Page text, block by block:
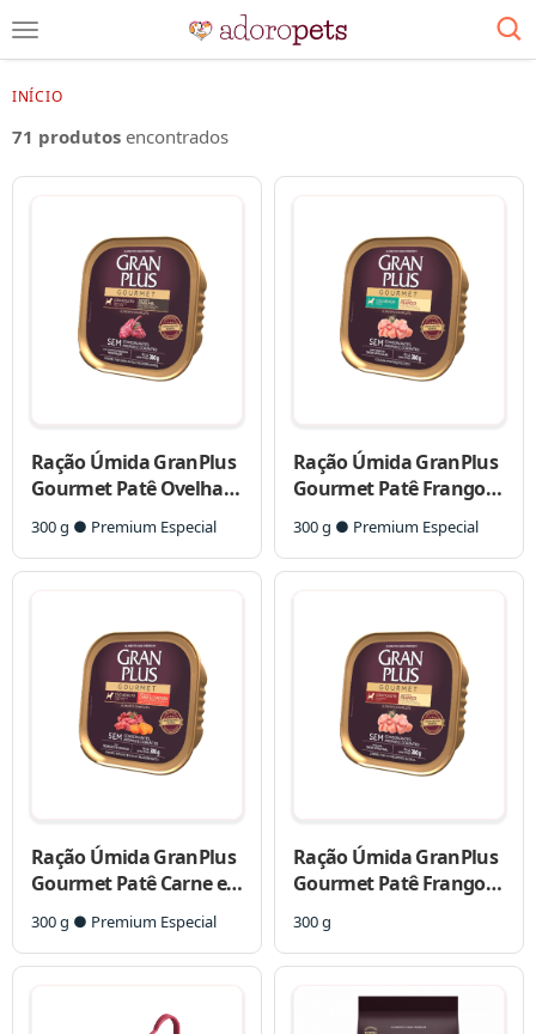
INÍCIO
71 produtos encontrados
Ração Úmida GranPlus
Gourmet Patê Ovelha
para Cães Adultos
300 g ● Premium Especial
Ração Úmida GranPlus
Gourmet Patê Frango
para Cães Sênior
300 g ● Premium Especial
Ração Úmida GranPlus
Gourmet Patê Carne e
Cenoura para Cães
Adultos
300 g ● Premium Especial
Ração Úmida GranPlus
Gourmet Patê Frango
300 g